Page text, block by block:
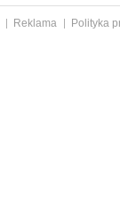
Reklama
Polityka